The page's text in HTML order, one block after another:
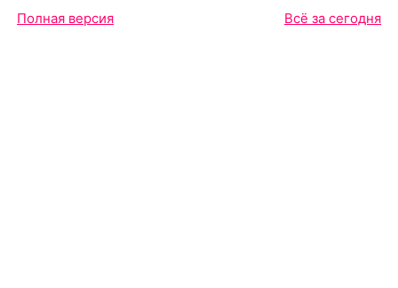
Полная версия Всё за сегодня